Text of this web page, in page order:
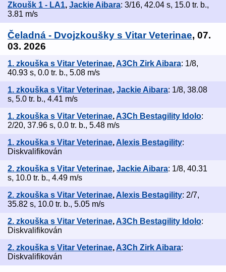
Zkoušk 1 - LA1, Jackie Aibara: 3/16, 42.04 s, 15.0 tr. b.,
3.81 m/s
Čeladná - Dvojzkoušky s Vitar Veterinae, 07.
03. 2026
1. zkouška s Vitar Veterinae,A3Ch Zirk Aibara: 1/8,
40.93 s, 0.0 tr. b., 5.08 m/s
1. zkouška s Vitar Veterinae, Jackie Aibara: 1/8, 38.08
s, 5.0 tr. b., 4.41 m/s
1. zkouška s Vitar Veterinae,A3Ch Bestagility Idolo:
2/20, 37.96 s, 0.0 tr. b., 5.48 m/s
1. zkouška s Vitar Veterinae, Alexis Bestagility:
Diskvalifikován
2. zkouška s Vitar Veterinae, Jackie Aibara: 1/8, 40.31
s, 10.0 tr. b., 4.49 m/s
2. zkouška s Vitar Veterinae, Alexis Bestagility: 2/7,
35.82 s, 10.0 tr. b., 5.05 m/s
2. zkouška s Vitar Veterinae,A3Ch Bestagility Idolo:
Diskvalifikován
2. zkouška s Vitar Veterinae, A3Ch Zirk Aibara:
Diskvalifikován